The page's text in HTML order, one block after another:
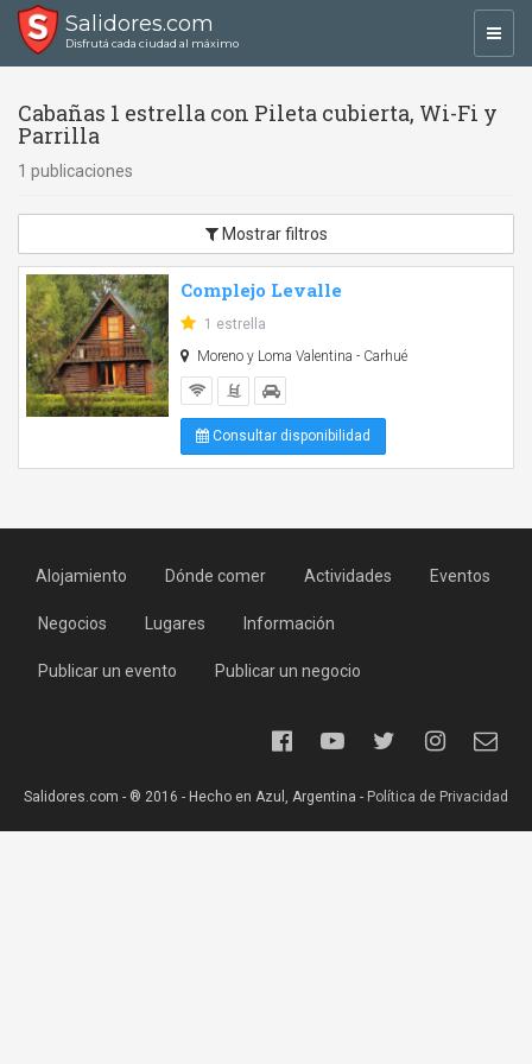
Salidores.com
Disfrutá cada ciudad al máximo
Cabañas 1 estrella con Pileta cubierta, Wi-Fi y
Parrilla
1 publicaciones
Mostrar filtros
Complejo Levalle
1 estrella
Moreno y Loma Valentina - Carhué
Consultar disponibilidad
Alojamiento Dónde comer Actividades Eventos
Negocios Lugares Información
Publicar un evento Publicar un negocio
Salidores.com - ® 2016 - Hecho en Azul, Argentina - Política de Privacidad